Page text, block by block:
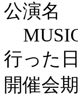
公演名
行った
開催会